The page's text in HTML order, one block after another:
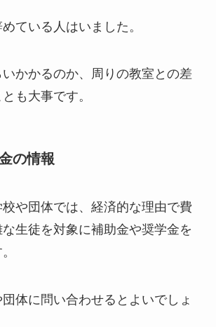
ている人はいました。
かかるのか、周りの教室との差
も大事です。
の情報
や団体では、経済的な理由で費
生徒を対象に補助金や奨学金を
体に問い合わせるとよいでしょ